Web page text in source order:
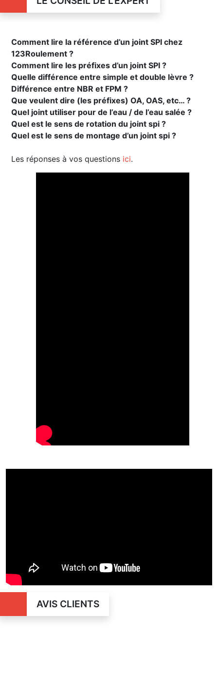
Comment lire la référence d’un joint SPI chez
123Roulement ?
Comment lire les préfixes d’un joint SPI ?
Quelle différence entre simple et double lèvre ?
Différence entre NBR et FPM ?
Que veulent dire (les préfixes) OA, OAS, etc… ?
Quel joint utiliser pour de l’eau / de l’eau salée ?
Quel est le sens de rotation du joint spi ?
Quel est le sens de montage d’un joint spi ?
Les réponses à vos questions ici.
AVIS CLIENTS